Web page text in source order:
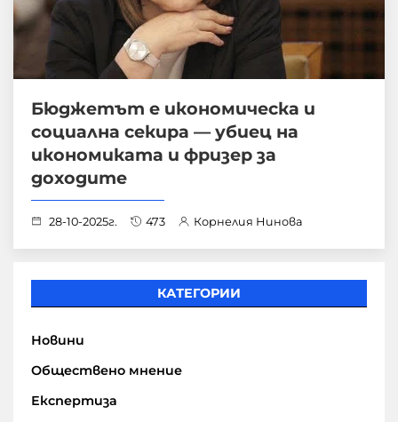
Бюджетът е икономическа и
социална секира — убиец на
икономиката и фризер за
доходите
28-10-2025г. 473 Корнелия Нинова
КАТЕГОРИИ
Новини
Обществено мнение
Експертиза